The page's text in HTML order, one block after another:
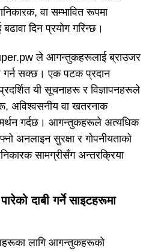
वा सम्भावित रूपमा
दिन प्रयोग गरिन्छ।
ले आगन्तुकहरूलाई ब्राउजर
गर्न सक्छ। एक पटक प्रदान
यी सूचनाहरू र विज्ञापनहरूले
अविश्वसनीय वा खतरनाक
गर्दछ। आगन्तुकहरूले अत्यधिक
अनलाइन सुरक्षा र गोपनीयताको
सामग्रीसँग अन्तरक्रिया
दाबी गर्ने साइटहरूमा
लागि आगन्तुकहरूको